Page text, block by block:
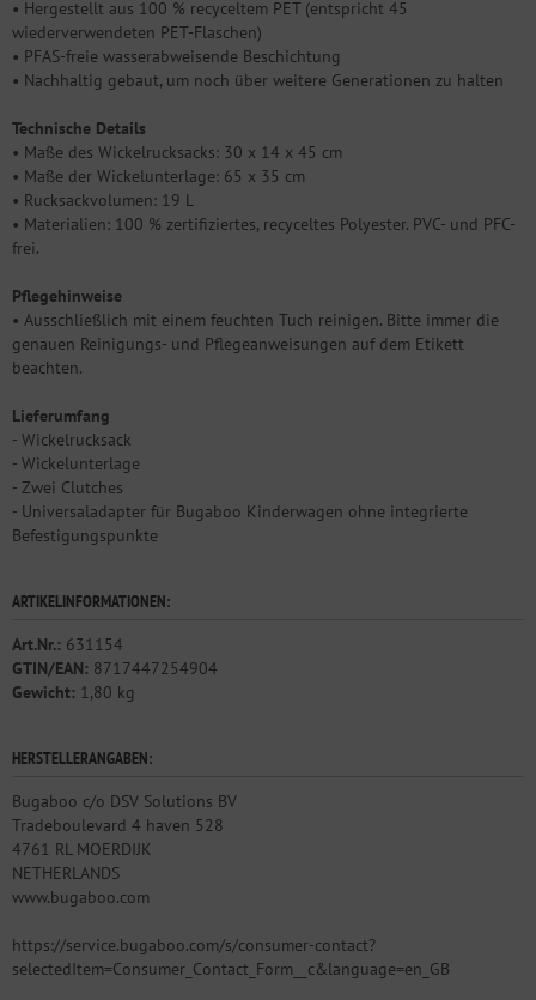
• Hergestellt aus 100 % recyceltem PET (entspricht 45
wiederverwendeten PET-Flaschen)
• PFAS-freie wasserabweisende Beschichtung
• Nachhaltig gebaut, um noch über weitere Generationen zu halten
Technische Details
• Maße des Wickelrucksacks: 30 x 14 x 45 cm
• Maße der Wickelunterlage: 65 x 35 cm
• Rucksackvolumen: 19 L
• Materialien: 100 % zertifiziertes, recyceltes Polyester. PVC- und PFC-
frei.
Pflegehinweise
• Ausschließlich mit einem feuchten Tuch reinigen. Bitte immer die
genauen Reinigungs- und Pflegeanweisungen auf dem Etikett
beachten.
Lieferumfang
- Wickelrucksack
- Wickelunterlage
- Zwei Clutches
- Universaladapter für Bugaboo Kinderwagen ohne integrierte
Befestigungspunkte
ARTIKELINFORMATIONEN:
Art.Nr.: 631154
GTIN/EAN: 8717447254904
Gewicht: 1,80 kg
HERSTELLERANGABEN:
Bugaboo c/o DSV Solutions BV
Tradeboulevard 4 haven 528
4761 RL MOERDIJK
NETHERLANDS
www.bugaboo.com
https://service.bugaboo.com/s/consumer-contact?
selectedItem=Consumer_Contact_Form__c&language=en_GB